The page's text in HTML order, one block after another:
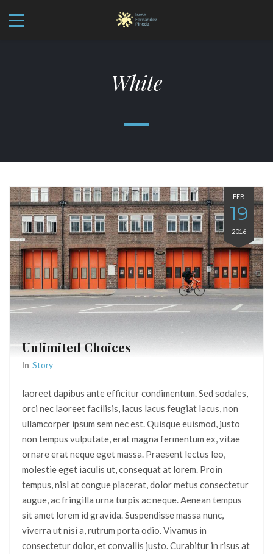
White
FEB
19
2016
Unlimited Choices
In Story
laoreet dapibus ante efficitur condimentum. Sed sodales,
orci nec laoreet facilisis, lacus lacus feugiat lacus, non
ullamcorper ipsum sem nec est. Quisque euismod, justo
non tempus vulputate, erat magna fermentum ex, vitae
ornare erat neque eget massa. Praesent lectus leo,
molestie eget iaculis ut, consequat at lorem. Proin
tempus, nisl at congue placerat, dolor metus consectetur
augue, ac fringilla urna turpis ac neque. Aenean tempus
sit amet lorem id gravida. Suspendisse massa nunc,
viverra ut nisi a, rutrum porta odio. Vivamus in
consectetur dolor, et convallis justo. Curabitur in risus at